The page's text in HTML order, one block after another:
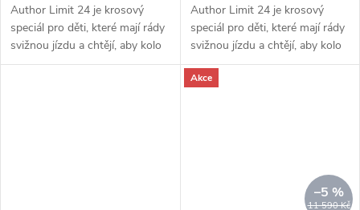
Author Limit 24 je krosový
speciál pro děti, které mají rády
svižnou jízdu a chtějí, aby kolo
reagovalo okamžitě. Lehký
Author Limit 24 je krosový
speciál pro děti, které mají rády
svižnou jízdu a chtějí, aby kolo
reagovalo okamžitě. Lehký
duralový rám a vidlice,
Akce
11 590 Kč
–5 %